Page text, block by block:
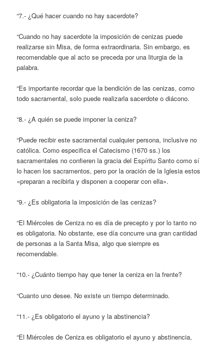
“7.- ¿Qué hacer cuando no hay sacerdote?
“Cuando no hay sacerdote la imposición de cenizas puede
realizarse sin Misa, de forma extraordinaria. Sin embargo, es
recomendable que al acto se preceda por una liturgia de la
palabra.
“Es importante recordar que la bendición de las cenizas, como
todo sacramental, solo puede realizarla sacerdote o diácono.
“8.- ¿A quién se puede imponer la ceniza?
“Puede recibir este sacramental cualquier persona, inclusive no
católica. Como especifica el Catecismo (1670 ss.) los
sacramentales no confieren la gracia del Espíritu Santo como sí
lo hacen los sacramentos, pero por la oración de la Iglesia estos
«preparan a recibirla y disponen a cooperar con ella».
“9.- ¿Es obligatoria la imposición de las cenizas?
“El Miércoles de Ceniza no es día de precepto y por lo tanto no
es obligatoria. No obstante, ese día concurre una gran cantidad
de personas a la Santa Misa, algo que siempre es
recomendable.
“10.- ¿Cuánto tiempo hay que tener la ceniza en la frente?
“Cuanto uno desee. No existe un tiempo determinado.
“11.- ¿Es obligatorio el ayuno y la abstinencia?
“El Miércoles de Ceniza es obligatorio el ayuno y abstinencia,